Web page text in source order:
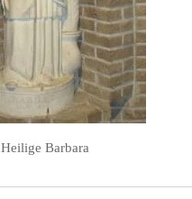
Heilige Barbara